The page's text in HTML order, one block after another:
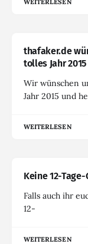
thafaker.de
tolles Jahr 2015
Wir wünschen
Jahr 2015 und
WEITERLESEN
Keine 12-
Falls auch ihr
12-
WEITERLESEN